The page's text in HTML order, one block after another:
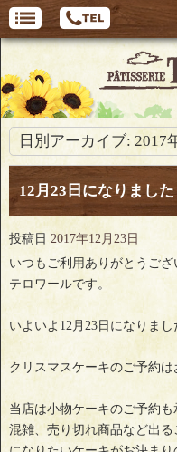
日別アーカイブ: 2017
12月23日になりました
投稿日 2017年12月23日
いつもご利用ありがとうご
テロワールです。
いよいよ12月23日になりまし
クリスマスケーキのご予約は
当店は小物ケーキのご予約
混雑、売り切れ商品など出